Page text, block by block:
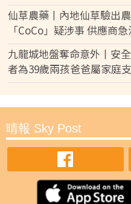
仙草農藥丨內地仙草驗出
「CoCo」疑涉事 供應商
九龍城地盤奪命意外丨安
者為39歲兩孩爸爸屬家庭
晴報 Sky Post